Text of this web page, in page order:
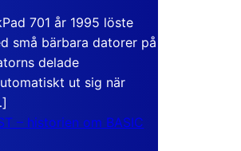
701 år 1995 löste
små bärbara datorer på
delade
ut sig när
– historien om BASIC